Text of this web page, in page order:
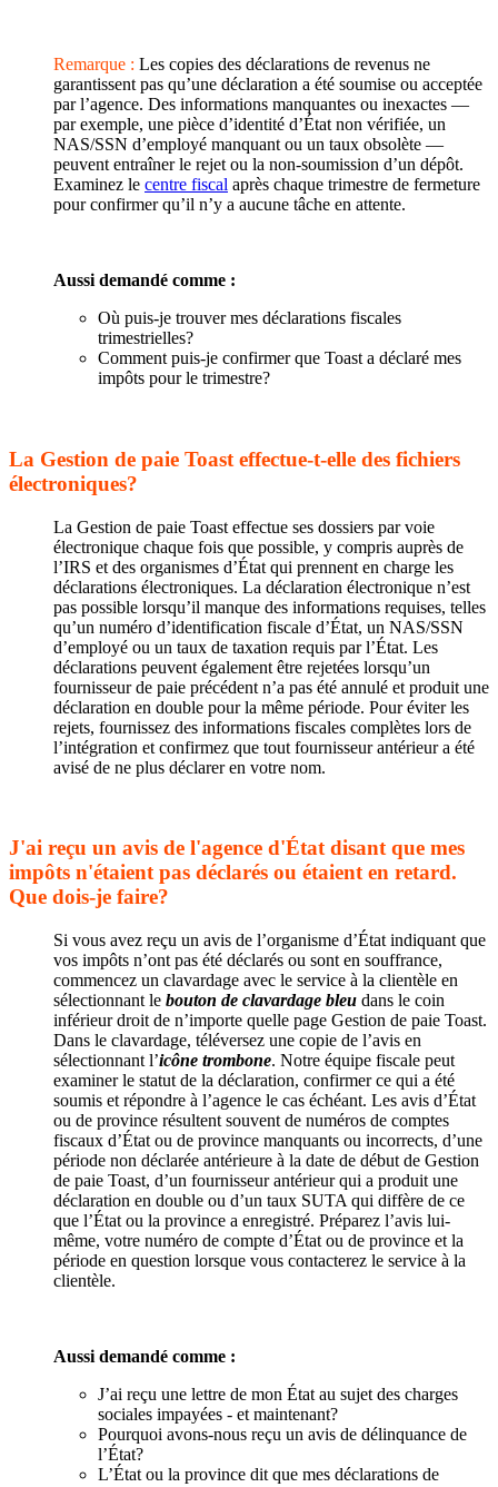
Remarque : Les copies des déclarations de revenus ne
garantissent pas qu’une déclaration a été soumise ou acceptée
par l’agence. Des informations manquantes ou inexactes —
par exemple, une pièce d’identité d’État non vérifiée, un
NAS/SSN d’employé manquant ou un taux obsolète —
peuvent entraîner le rejet ou la non-soumission d’un dépôt.
Examinez le centre fiscal après chaque trimestre de fermeture
pour confirmer qu’il n’y a aucune tâche en attente.
Aussi demandé comme :
Où puis-je trouver mes déclarations fiscales
trimestrielles?
Comment puis-je confirmer que Toast a déclaré mes
impôts pour le trimestre?
La Gestion de paie Toast effectue-t-elle des fichiers
électroniques?
La Gestion de paie Toast effectue ses dossiers par voie
électronique chaque fois que possible, y compris auprès de
l’IRS et des organismes d’État qui prennent en charge les
déclarations électroniques. La déclaration électronique n’est
pas possible lorsqu’il manque des informations requises, telles
qu’un numéro d’identification fiscale d’État, un NAS/SSN
d’employé ou un taux de taxation requis par l’État. Les
déclarations peuvent également être rejetées lorsqu’un
fournisseur de paie précédent n’a pas été annulé et produit une
déclaration en double pour la même période. Pour éviter les
rejets, fournissez des informations fiscales complètes lors de
l’intégration et confirmez que tout fournisseur antérieur a été
avisé de ne plus déclarer en votre nom.
J'ai reçu un avis de l'agence d'État disant que mes
impôts n'étaient pas déclarés ou étaient en retard.
Que dois-je faire?
Si vous avez reçu un avis de l’organisme d’État indiquant que
vos impôts n’ont pas été déclarés ou sont en souffrance,
commencez un clavardage avec le service à la clientèle en
sélectionnant le bouton de clavardage bleu dans le coin
inférieur droit de n’importe quelle page Gestion de paie Toast.
Dans le clavardage, téléversez une copie de l’avis en
sélectionnant l’icône trombone. Notre équipe fiscale peut
examiner le statut de la déclaration, confirmer ce qui a été
soumis et répondre à l’agence le cas échéant. Les avis d’État
ou de province résultent souvent de numéros de comptes
fiscaux d’État ou de province manquants ou incorrects, d’une
période non déclarée antérieure à la date de début de Gestion
de paie Toast, d’un fournisseur antérieur qui a produit une
déclaration en double ou d’un taux SUTA qui diffère de ce
que l’État ou la province a enregistré. Préparez l’avis lui-
même, votre numéro de compte d’État ou de province et la
période en question lorsque vous contacterez le service à la
clientèle.
Aussi demandé comme :
J’ai reçu une lettre de mon État au sujet des charges
sociales impayées - et maintenant?
Pourquoi avons-nous reçu un avis de délinquance de
l’État?
L’État ou la province dit que mes déclarations de